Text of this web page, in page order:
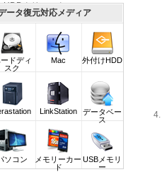
HDDクリニック
データ復旧用語辞典
データ復旧技術文書
ダウンロード(DOWNLOAD)
業界関連ニュース
ータ復元対応メディア
ドディ
スク
Mac 外付けHDD
LinkStation
データベー
ス
ソコン
メモリーカー
ド
USBメモリ
ー